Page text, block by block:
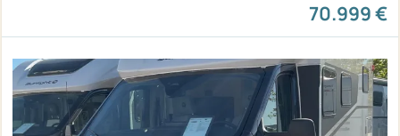
70.999 €